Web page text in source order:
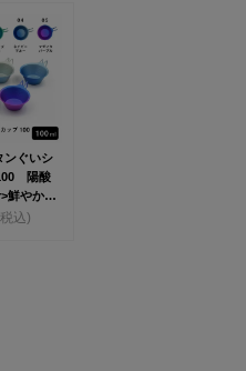
ンぐいシ
陽酸
鮮やかな
込)